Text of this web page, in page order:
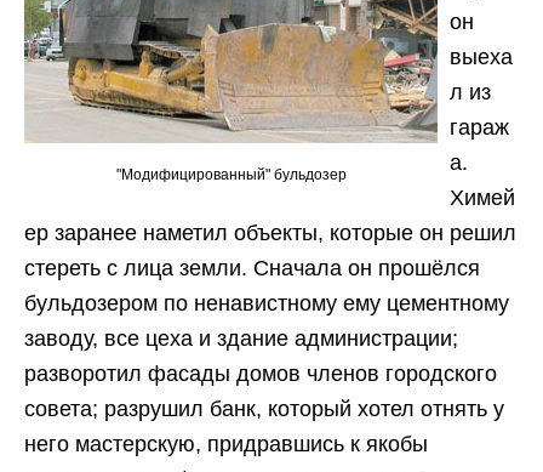
"Модифицированный" бульдозер
он
выеха
л из
гараж
а.
Химей
ер заранее наметил объекты, которые он решил
стереть с лица земли. Сначала он прошёлся
бульдозером по ненавистному ему цементному
заводу, все цеха и здание администрации;
разворотил фасады домов членов городского
совета; разрушил банк, который хотел отнять у
него мастерскую, придравшись к якобы